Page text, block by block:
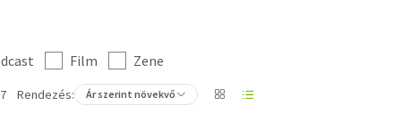
Film
Zene
Rendezés: Ár szerint növekvő